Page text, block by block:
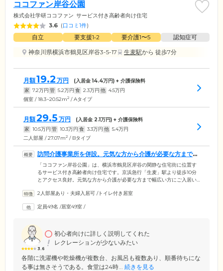
ココファン岸谷公園
株式会社学研ココファン サービス付き高齢者向け住宅
3.6 (口コミ1件)
自立 要支援1•2 要介護1〜5
認知症可
神奈川県横浜市鶴見区岸谷3-5-17
生麦駅から 徒歩7分
月額19.2 万円 (入居金14.4万円) + 介護保険料
家 7.2万円 管 5.2万円 食 2.3万円 他 4.5万円
個室 / 18.3~20.52m2 / Aタイプ
月額29.5 万円 (入居金 2.1万円) + 介護保険料
家 10.5万円 管 10.3万円 食 3.3万円 他 5.4万円
二人部屋 / 27.07m2 / Bタイプ
訪問介護事業所を併設。元気な方から介護が必要な方まで安
心です
「ココファン岸谷公園」は、横浜市鶴見区岸谷の閑静な住宅街に位置す
るサービス付き高齢者向け住宅です。京浜急行「生麦」駅より徒歩10分
とアクセス良好。元気な方から介護が必要な方まで幅広い方にご入居い
365日介護スタッフが常駐。必要に応じて、併設している訪問介護事業所
ください。また、近隣の医療機関との連携により、ご希望があれば訪問
2人部屋あり・夫婦入居可 /トイレ付き居室
定員49名 /居室49室 /
3.6
初心者向けに詳しく説明してくれた
レクレーションが少ないみたい
各階に洗濯機や乾燥機が複数台、お風呂も複数あり、順番待ちにな
る事は無さそうである。食堂は24時... 続きを見る